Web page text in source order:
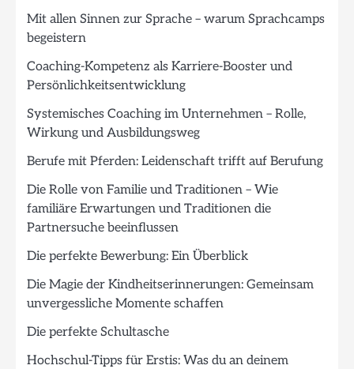
Mit allen Sinnen zur Sprache – warum Sprachcamps
begeistern
Coaching-Kompetenz als Karriere-Booster und
Persönlichkeitsentwicklung
Systemisches Coaching im Unternehmen – Rolle,
Wirkung und Ausbildungsweg
Berufe mit Pferden: Leidenschaft trifft auf Berufung
Die Rolle von Familie und Traditionen – Wie
familiäre Erwartungen und Traditionen die
Partnersuche beeinflussen
Die perfekte Bewerbung: Ein Überblick
Die Magie der Kindheitserinnerungen: Gemeinsam
unvergessliche Momente schaffen
Die perfekte Schultasche
Hochschul-Tipps für Erstis: Was du an deinem